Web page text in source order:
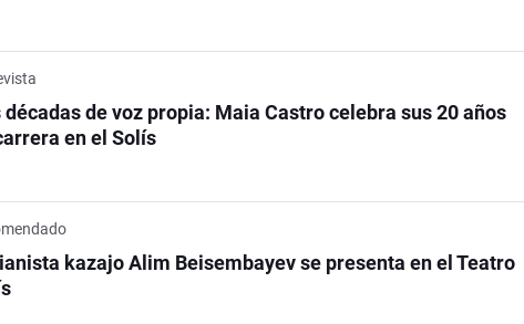
décadas de voz propia: Maia Castro celebra sus 20 años
en el Solís
kazajo Alim Beisembayev se presenta en el Teatro